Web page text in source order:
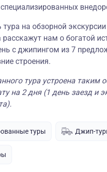
на обзорной
расскажут нам о богатой
с джипингом из 7
строения.
тура устроена таким
на 2 дня (1 день заезд и
туры Джип-